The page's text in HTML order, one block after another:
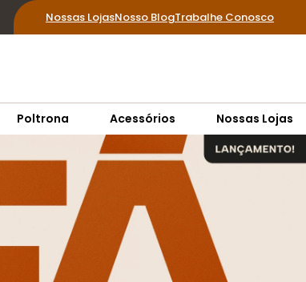
Nossas LojasNosso BlogTrabalhe Conosco
Poltrona Acessórios Nossas Lojas